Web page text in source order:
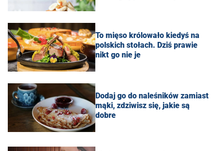
To mięso królowało kiedyś na
polskich stołach. Dziś prawie
nikt go nie je
Dodaj go do naleśników zamiast
mąki, zdziwisz się, jakie są
dobre